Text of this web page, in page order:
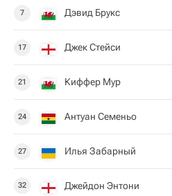
7 Дэвид Брукс
17 Джек Стейси
21 Киффер Мур
24 Антуан Семеньо
27 Илья Забарный
32 Джейдон Энтони